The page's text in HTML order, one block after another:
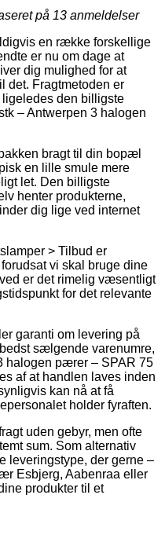
på 13 anmeldelser
en række forskellige
er nu om dage at
dig mulighed for at
det. Fragtmetoden er
ligeledes den billigste
– Antwerpen 3 halogen
bragt til din bopæl
en lille smule mere
let. Den billigste
henter produkterne,
dig lige ved internet
> Tilbud er
vi skal bruge dine
er det rimelig væsentligt
for det relevante
garanti om levering på
sælgende varenumre,
halogen pærer – SPAR 75
af at handlen laves inden
kan nå at få
holder fyraften.
uden gebyr, men ofte
sum. Som alternativ
leveringstype, der gerne –
Esbjerg, Aabenraa eller
produkter til et